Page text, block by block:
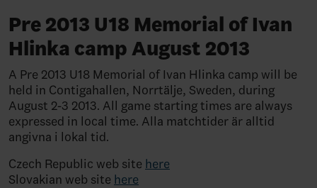
Pre 2013 U18 Memorial of Ivan
Hlinka camp August 2013
A Pre 2013 U18 Memorial of Ivan Hlinka camp will be
held in Contigahallen, Norrtälje, Sweden, during
August 2-3 2013. All game starting times are always
expressed in local time. Alla matchtider är alltid
angivna i lokal tid.
Czech Republic web site here
Slovakian web site here